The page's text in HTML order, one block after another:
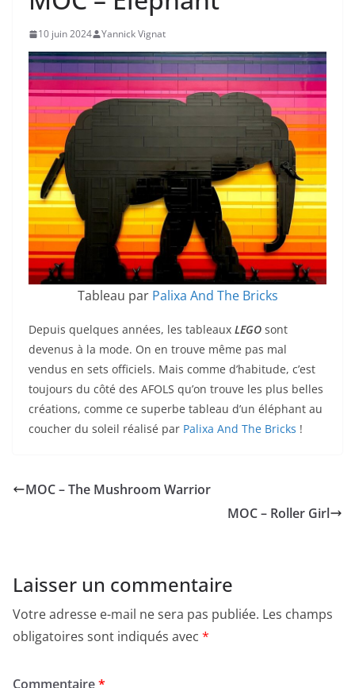
10 juin 2024 Yannick Vignat
Tableau par Palixa And The Bricks
Depuis quelques années, les tableaux LEGO sont
devenus à la mode. On en trouve même pas mal
vendus en sets officiels. Mais comme d’habitude, c’est
toujours du côté des AFOLS qu’on trouve les plus belles
créations, comme ce superbe tableau d’un éléphant au
coucher du soleil réalisé par Palixa And The Bricks !
MOC – The Mushroom Warrior
MOC – Roller Girl
Laisser un commentaire
Votre adresse e-mail ne sera pas publiée. Les champs
obligatoires sont indiqués avec *
Commentaire*